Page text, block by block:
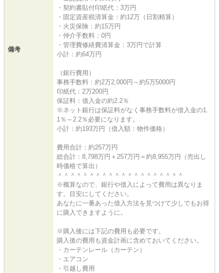
備考
・契約書貼付印紙代：3万円
・固定資産税清算金：約12万（日割精算）
・火災保険：約15万円
・仲介手数料：0円
・管理費修繕費清算金：3万円で計算
小計：約64万円
（銀行費用）
事務手数料：約2万2,000円～約5万5000円
印紙代：2万200円
保証料：借入金の約2.2％
※ネット銀行は保証料がなく事務手数料が借入金の1.
1％～2.2％必要になります。
小計：約193万円（借入額：物件価格）
費用合計：約257万円
総合計：8,798万円＋257万円＝約8,955万円（売出し
時価格で算出）
＾＾＾＾＾＾＾＾＾＾＾＾＾＾＾＾＾＾＾＾
※概算なので、銀行や借入によって費用は異なりま
す。目安にしてください。
あなたに一番あった借入方法を見つけて少しでもお得
に購入できますように。
※購入後には下記の費用も必要です。
購入後の費用も資金計画に含めておいてください。
・カーテンレール（カーテン）
・エアコン
・引越し費用